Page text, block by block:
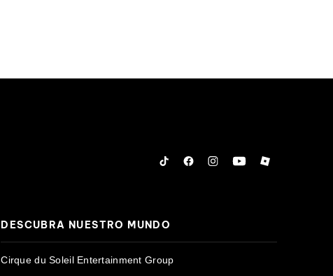
TiktokFacebook
Instagram
YouTubeRoblox
DESCUBRA NUESTRO MUNDO
Cirque du Soleil Entertainment Group